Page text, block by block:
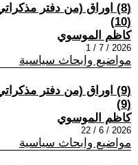
(8) اوراق (من دفتر
(10)
كاظم الموسوي
2026 / 7 / 1
مواضيع وابحاث سياسية
(9) اوراق (من دفتر
(9)
كاظم الموسوي
2026 / 6 / 22
مواضيع وابحاث سياسية